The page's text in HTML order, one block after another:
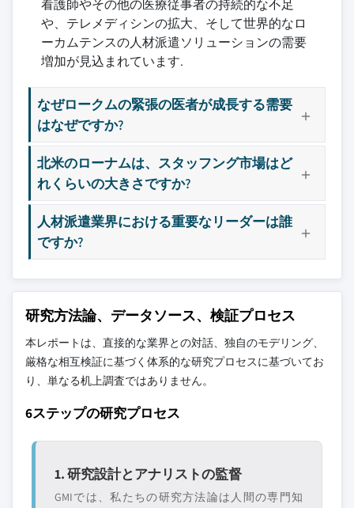
看護師やその他の医療従事者の持続的な不足
や、テレメディシンの拡大、そして世界的なロ
ーカムテンスの人材派遣ソリューションの需要
増加が見込まれています.
なぜロークムの緊張の医者が成長する需要
はなぜですか?
北米のローナムは、スタッフング市場はど
れくらいの大きさですか?
人材派遣業界における重要なリーダーは誰
ですか?
研究方法論、データソース、検証プロセス
本レポートは、直接的な業界との対話、独自のモデリング、
厳格な相互検証に基づく体系的な研究プロセスに基づいてお
り、単なる机上調査ではありません。
6ステップの研究プロセス
1. 研究設計とアナリストの監督
GMIでは、私たちの研究方法論は人間の専門知